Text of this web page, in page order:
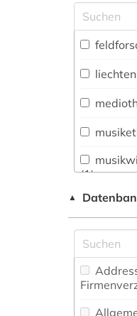
und
Sprachen
(1)
(1)
▲